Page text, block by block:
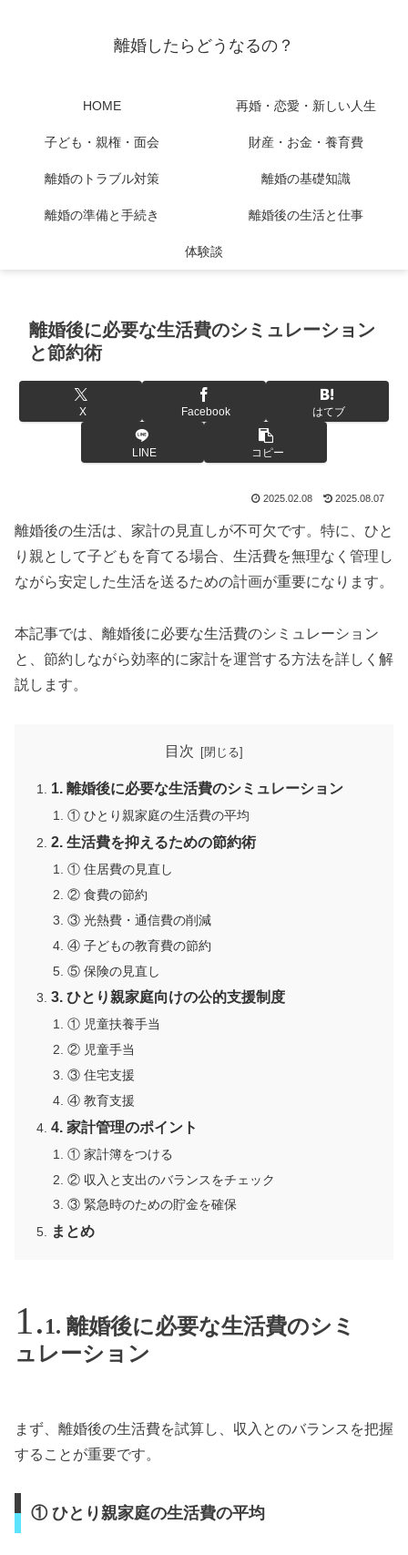
離婚したらどうなるの？
HOME 再婚・恋愛・新しい人生
子ども・親権・面会 財産・お金・養育費
離婚のトラブル対策 離婚の基礎知識
離婚の準備と手続き 離婚後の生活と仕事
体験談
離婚後に必要な生活費のシミュレーション
と節約術
X Facebook はてブ
LINE コピー
2025.02.08 2025.08.07
離婚後の生活は、家計の見直しが不可欠です。特に、ひと
り親として子どもを育てる場合、生活費を無理なく管理し
ながら安定した生活を送るための計画が重要になります。
本記事では、離婚後に必要な生活費のシミュレーション
と、節約しながら効率的に家計を運営する方法を詳しく解
説します。
目次
1. 離婚後に必要な生活費のシミュレーション
① ひとり親家庭の生活費の平均
2. 生活費を抑えるための節約術
① 住居費の見直し
② 食費の節約
③ 光熱費・通信費の削減
④ 子どもの教育費の節約
⑤ 保険の見直し
3. ひとり親家庭向けの公的支援制度
① 児童扶養手当
② 児童手当
③ 住宅支援
④ 教育支援
4. 家計管理のポイント
① 家計簿をつける
② 収入と支出のバランスをチェック
③ 緊急時のための貯金を確保
まとめ
1. 離婚後に必要な生活費のシミ
ュレーション
まず、離婚後の生活費を試算し、収入とのバランスを把握
することが重要です。
① ひとり親家庭の生活費の平均